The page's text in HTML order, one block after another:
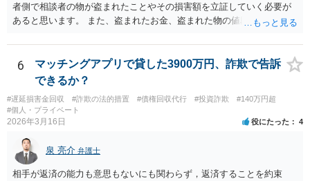
者側で相談者の物が盗まれたことやその損害額を立証していく必要が
あると思います。 また、盗まれたお金、盗まれた物の値段分のお金、
や物の時価相当額の請求はできます。 ただ、慰謝料は難しいと思いま
す。
6
マッチングアプリで貸した3900万円、詐欺で告訴
できるか？
#遅延損害金回収 #詐欺の法的措置 #債権回収代行 #投資詐欺
#140万円超
#個人・プライベート
2026年3月16日 役にたった 4
泉 亮介 弁護士
相手が返済の能力も意思もないにも関わらず，返済することを約束